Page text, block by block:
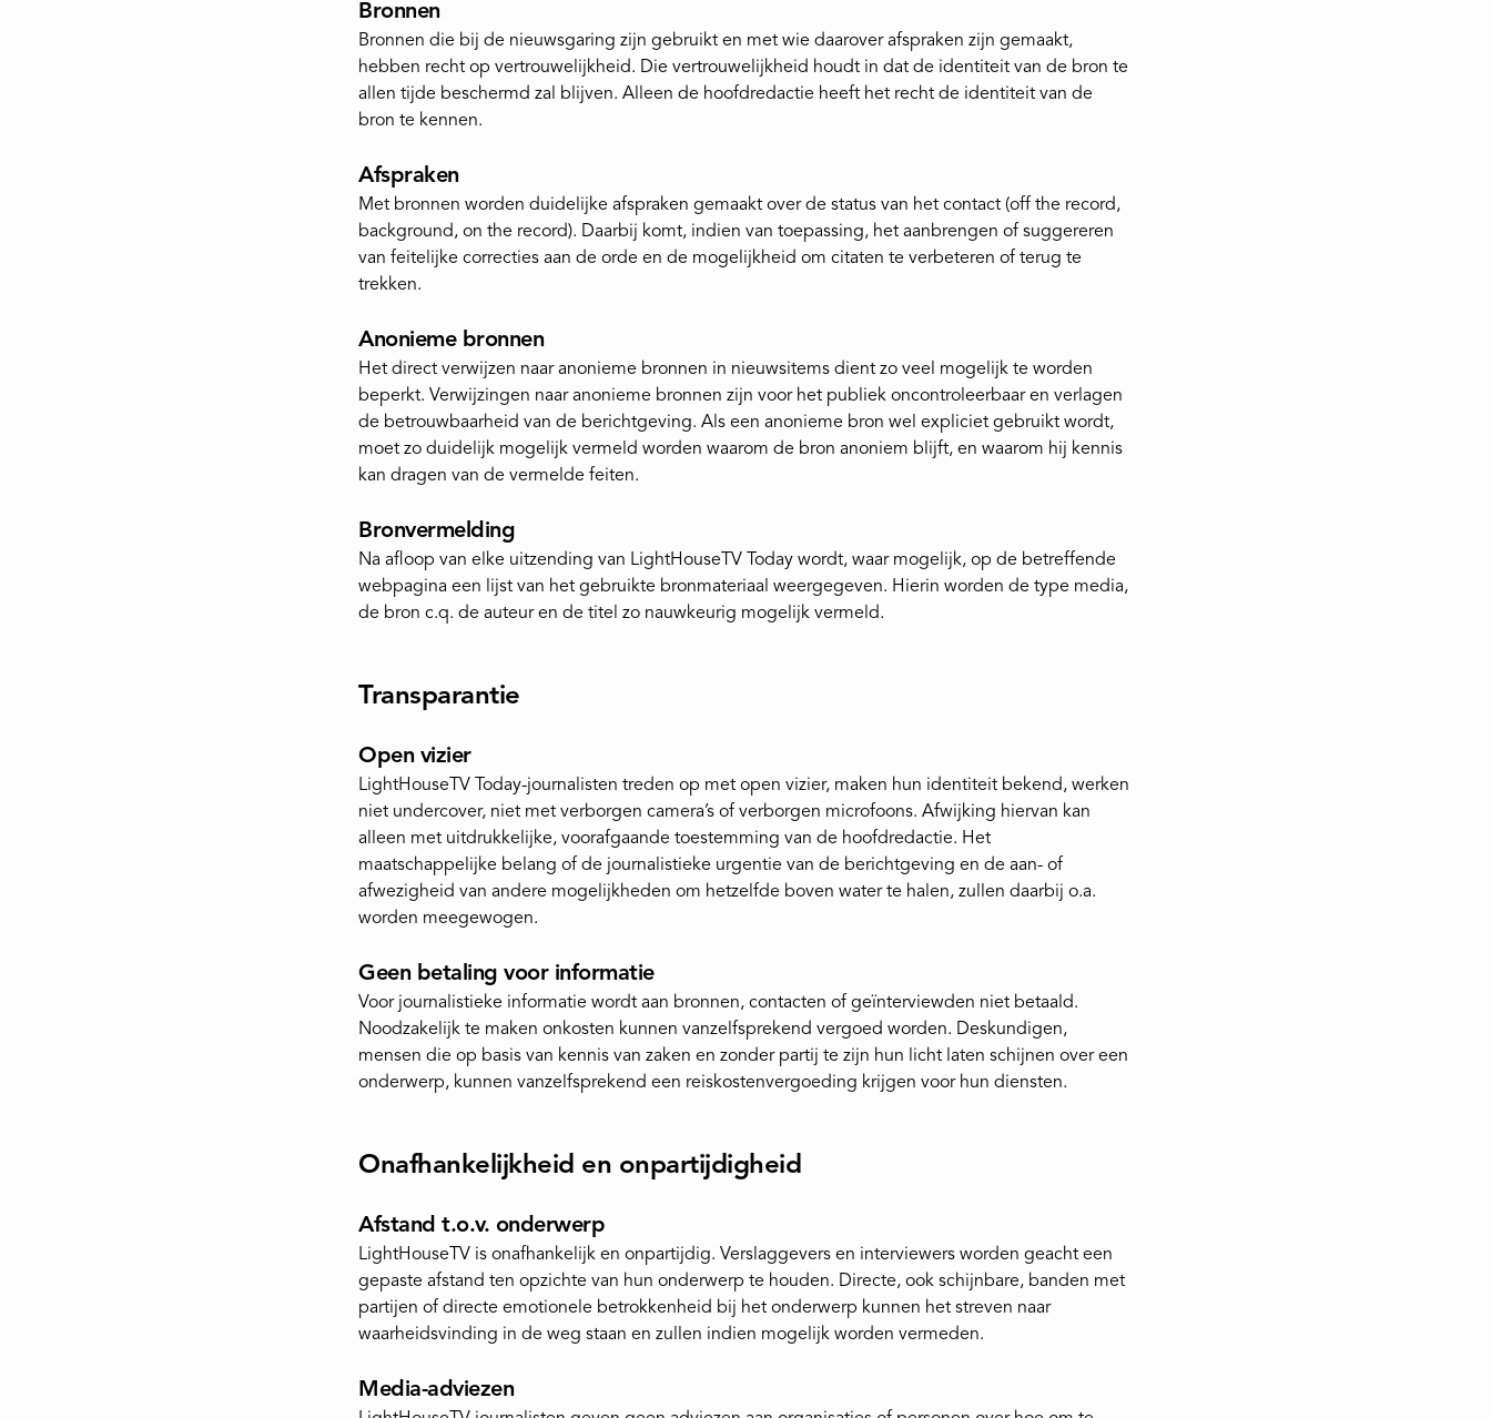
Bronnen
Bronnen die bij de nieuwsgaring zijn gebruikt en met wie daarover afspraken zijn gemaakt,
hebben recht op vertrouwelijkheid. Die vertrouwelijkheid houdt in dat de identiteit van de bron te
allen tijde beschermd zal blijven. Alleen de hoofdredactie heeft het recht de identiteit van de
bron te kennen.
Afspraken
Met bronnen worden duidelijke afspraken gemaakt over de status van het contact (off the record,
background, on the record). Daarbij komt, indien van toepassing, het aanbrengen of suggereren
van feitelijke correcties aan de orde en de mogelijkheid om citaten te verbeteren of terug te
trekken.
Anonieme bronnen
Het direct verwijzen naar anonieme bronnen in nieuwsitems dient zo veel mogelijk te worden
beperkt. Verwijzingen naar anonieme bronnen zijn voor het publiek oncontroleerbaar en verlagen
de betrouwbaarheid van de berichtgeving. Als een anonieme bron wel expliciet gebruikt wordt,
moet zo duidelijk mogelijk vermeld worden waarom de bron anoniem blijft, en waarom hij kennis
kan dragen van de vermelde feiten.
Bronvermelding
Na afloop van elke uitzending van LightHouseTV Today wordt, waar mogelijk, op de betreffende
webpagina een lijst van het gebruikte bronmateriaal weergegeven. Hierin worden de type media,
de bron c.q. de auteur en de titel zo nauwkeurig mogelijk vermeld.
Transparantie
Open vizier
LightHouseTV Today-journalisten treden op met open vizier, maken hun identiteit bekend, werken
niet undercover, niet met verborgen camera’s of verborgen microfoons. Afwijking hiervan kan
alleen met uitdrukkelijke, voorafgaande toestemming van de hoofdredactie. Het
maatschappelijke belang of de journalistieke urgentie van de berichtgeving en de aan- of
afwezigheid van andere mogelijkheden om hetzelfde boven water te halen, zullen daarbij o.a.
worden meegewogen.
Geen betaling voor informatie
Voor journalistieke informatie wordt aan bronnen, contacten of geïnterviewden niet betaald.
Noodzakelijk te maken onkosten kunnen vanzelfsprekend vergoed worden. Deskundigen,
mensen die op basis van kennis van zaken en zonder partij te zijn hun licht laten schijnen over een
onderwerp, kunnen vanzelfsprekend een reiskostenvergoeding krijgen voor hun diensten.
Onafhankelijkheid en onpartijdigheid
Afstand t.o.v. onderwerp
LightHouseTV is onafhankelijk en onpartijdig. Verslaggevers en interviewers worden geacht een
gepaste afstand ten opzichte van hun onderwerp te houden. Directe, ook schijnbare, banden met
partijen of directe emotionele betrokkenheid bij het onderwerp kunnen het streven naar
waarheidsvinding in de weg staan en zullen indien mogelijk worden vermeden.
Media-adviezen